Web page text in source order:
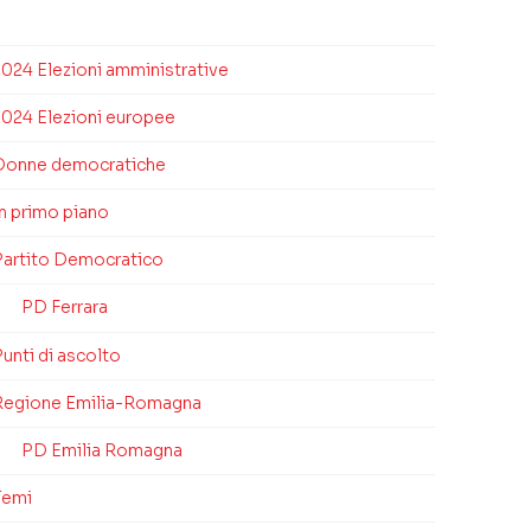
Elezioni amministrative
Elezioni europee
democratiche
primo piano
Democratico
PD Ferrara
di ascolto
Emilia-Romagna
PD Emilia Romagna